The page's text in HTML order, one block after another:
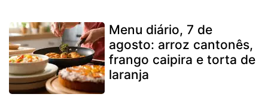
Menu diário, 7 de
agosto: arroz cantonês,
frango caipira e torta de
laranja